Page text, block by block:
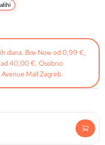
dana. Box Now od 0,99 €,
40,00 €. Osobno
Mall Zagreb.